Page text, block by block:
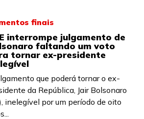
finais
interrompe julgamento de
faltando um voto
tornar ex-presidente
que poderá tornar o ex-
da República, Jair Bolsonaro
inelegível por um período de oito